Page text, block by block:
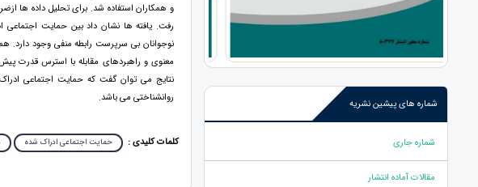
شماره های پیشین نشریه
شماره جاری
مقالات آماده انتشار
رفت. یافته ها نشان داد بین حمایت اجتماعی
نوجوانان بی سرپرست رابطه منفی وجود دارد.
معنوی و راهبردهای مقابله با استرس قدرت
نتایج می توان گفت که حمایت اجتماعی
روانشناختی می باشد.
کلمات کلیدی : حمایت اجتماعی ادراک شده